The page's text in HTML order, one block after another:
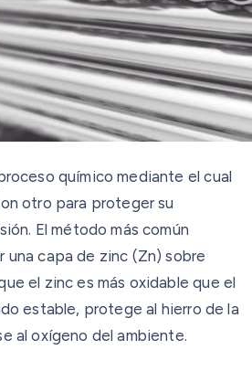
químico mediante el cual
otro para proteger su
El método más común
capa de zinc (Zn) sobre
el zinc es más oxidable que el
estable, protege al hierro de la
al oxígeno del ambiente.